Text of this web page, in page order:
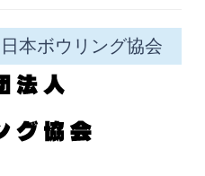
本ボウリング協会